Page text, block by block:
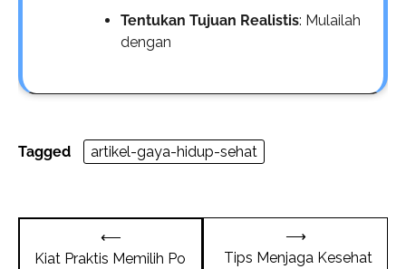
Tentukan Tujuan Realistis: Mulailah
dengan
Tagged artikel-gaya-hidup-sehat
navigation
⟵
Kiat Praktis Memilih Po
Tips Menjaga Kesehat
⟶